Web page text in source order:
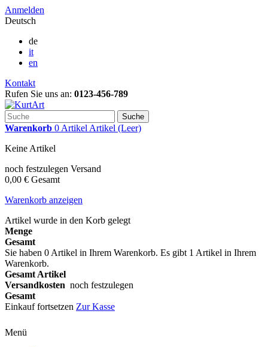
Anmelden
Deutsch
de
it
en
Kontakt
Rufen Sie uns an: 0123-456-789
Suche
Warenkorb 0 Artikel Artikel (Leer)
Keine Artikel
noch festzulegen Versand
0,00 € Gesamt
Warenkorb anzeigen
Artikel wurde in den Korb gelegt
Menge
Gesamt
Sie haben 0 Artikel in Ihrem Warenkorb. Es gibt 1 Artikel in Ihrem
Warenkorb.
Gesamt Artikel
Versandkosten noch festzulegen
Gesamt
Einkauf fortsetzen Zur Kasse
Menü